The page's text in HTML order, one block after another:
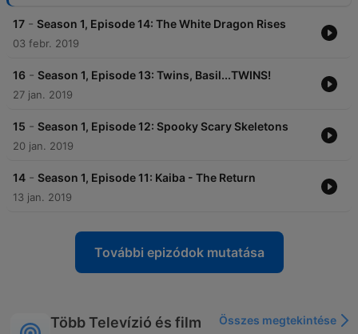
17 - Season 1, Episode 14: The White Dragon Rises
03 febr. 2019
16 - Season 1, Episode 13: Twins, Basil...TWINS!
27 jan. 2019
15 - Season 1, Episode 12: Spooky Scary Skeletons
20 jan. 2019
14 - Season 1, Episode 11: Kaiba - The Return
13 jan. 2019
További epizódok mutatása
Több Televízió és film
Összes megtekintése